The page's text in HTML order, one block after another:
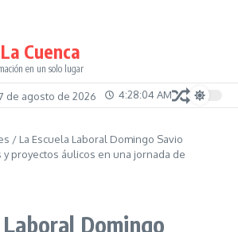
Cuenca
en un solo lugar
de agosto de 2026 4:28:04 AM
/ La Escuela Laboral Domingo Savio
proyectos áulicos en una jornada de
Domingo